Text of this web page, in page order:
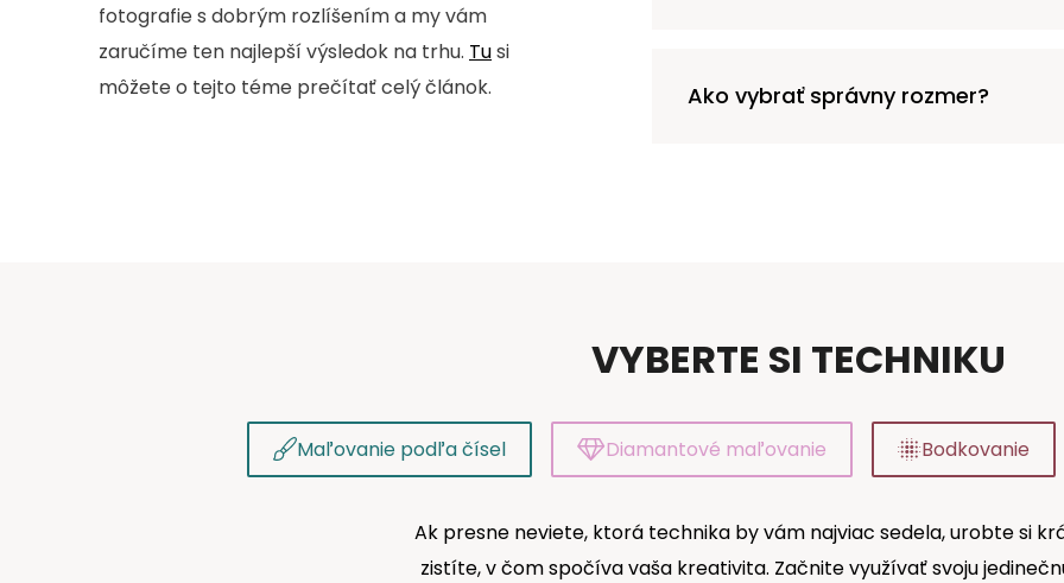
fotografie s dobrým rozlíšením a my vám
zaručíme ten najlepší výsledok na trhu. Tusi
môžete o tejto téme prečítať celý článok.
Ako vybrať správny rozmer?
VYBERTE SI TECHNIKU
Maľovanie podľa čísel Diamantové maľovanie Bodkovanie
Ak presne neviete, ktorá technika by vám najviac sedela, urobte si
zistíte, v čom spočíva vaša kreativita. Začnite využívať svoju